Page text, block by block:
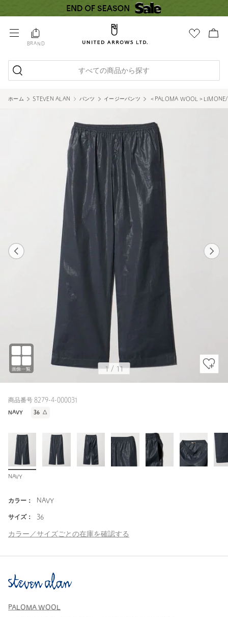
BRAND
すべての商品から探す
ホーム STEVEN ALAN パンツ イージーパンツ ＜PALOMA WOOL＞LIMONE/
1/ 11
商品番号 8279-4-000031
NAVY 36 △
NAVY
カラー： NAVY
サイズ： 36
カラー／サイズごとの在庫を確認する
PALOMA WOOL
NAVY